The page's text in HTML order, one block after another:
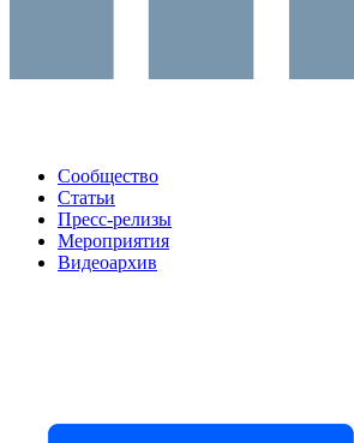
Сообщество
Статьи
Пресс-релизы
Мероприятия
Видеоархив